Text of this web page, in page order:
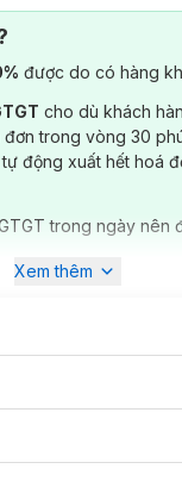
được do có hàng
cho dù khách
trong vòng 30
động xuất hết hoá
trong ngày nên
Xem thêm